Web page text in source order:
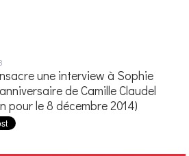
une interview à Sophie
de Camille Claudel
le 8 décembre 2014)